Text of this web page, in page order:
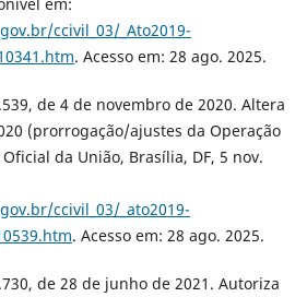
ccivil_03/_Ato2019-
. Acesso em: 28 ago. 2025.
de 4 de novembro de 2020. Altera
(prorrogação/ajustes da Operação
da União, Brasília, DF, 5 nov.
ccivil_03/_ato2019-
. Acesso em: 28 ago. 2025.
de 28 de junho de 2021. Autoriza